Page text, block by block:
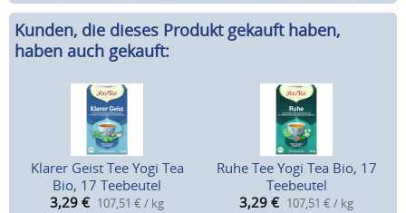
Kunden, die dieses Produkt gekauft haben,
haben auch gekauft:
Klarer Geist Tee Yogi Tea
Bio, 17 Teebeutel
3,29 € 107,51 € / kg
Ruhe Tee Yogi Tea Bio, 17
Teebeutel
3,29 € 107,51 € / kg